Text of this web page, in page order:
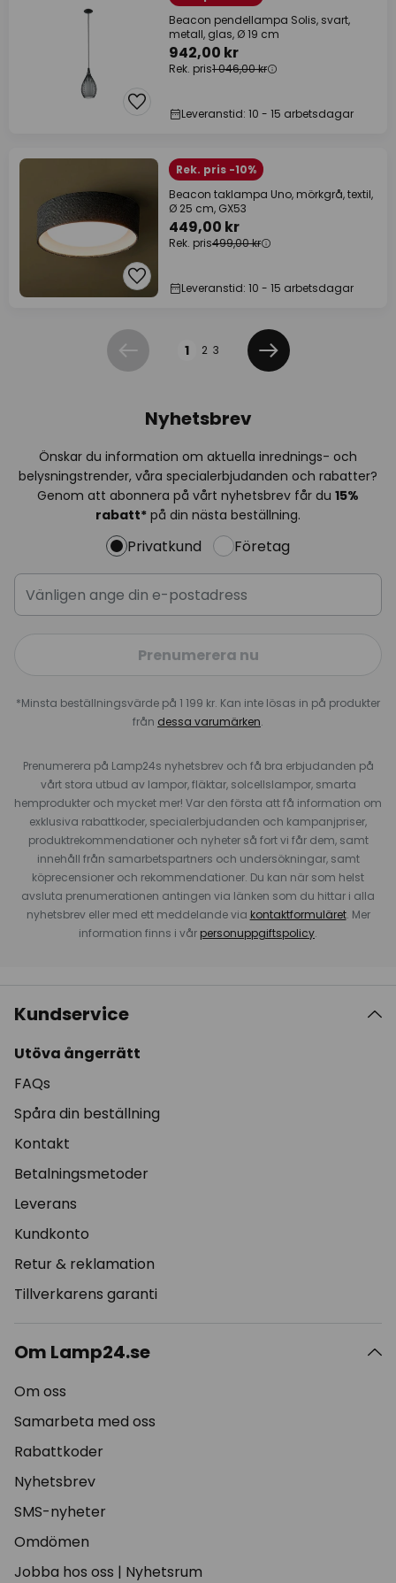
Beacon pendellampa Solis, svart,
metall, glas, Ø 19 cm
942,00 kr
Rek. pris1 046,00 kr
Leveranstid: 10 - 15 arbetsdagar
Rek. pris -10%
Beacon taklampa Uno, mörkgrå, textil,
Ø 25 cm, GX53
449,00 kr
Rek. pris499,00 kr
Leveranstid: 10 - 15 arbetsdagar
Föregående
1 2 3
Nästa
Nyhetsbrev
Önskar du information om aktuella inrednings- och
belysningstrender, våra specialerbjudanden och rabatter?
Genom att abonnera på vårt nyhetsbrev får du 15%
rabatt* på din nästa beställning.
Privatkund Företag
Prenumerera nu
*Minsta beställningsvärde på 1 199 kr. Kan inte lösas in på produkter
från dessa varumärken.
Prenumerera på Lamp24s nyhetsbrev och få bra erbjudanden på
vårt stora utbud av lampor, fläktar, solcellslampor, smarta
hemprodukter och mycket mer! Var den första att få information om
exklusiva rabattkoder, specialerbjudanden och kampanjpriser,
produktrekommendationer och nyheter så fort vi får dem, samt
innehåll från samarbetspartners och undersökningar, samt
köprecensioner och rekommendationer. Du kan när som helst
avsluta prenumerationen antingen via länken som du hittar i alla
nyhetsbrev eller med ett meddelande via kontaktformuläret. Mer
information finns i vår personuppgiftspolicy.
Kundservice
Utöva ångerrätt
FAQs
Spåra din beställning
Kontakt
Betalningsmetoder
Leverans
Kundkonto
Retur & reklamation
Tillverkarens garanti
Om Lamp24.se
Om oss
Samarbeta med oss
Rabattkoder
Nyhetsbrev
SMS-nyheter
Omdömen
Jobba hos oss | Nyhetsrum